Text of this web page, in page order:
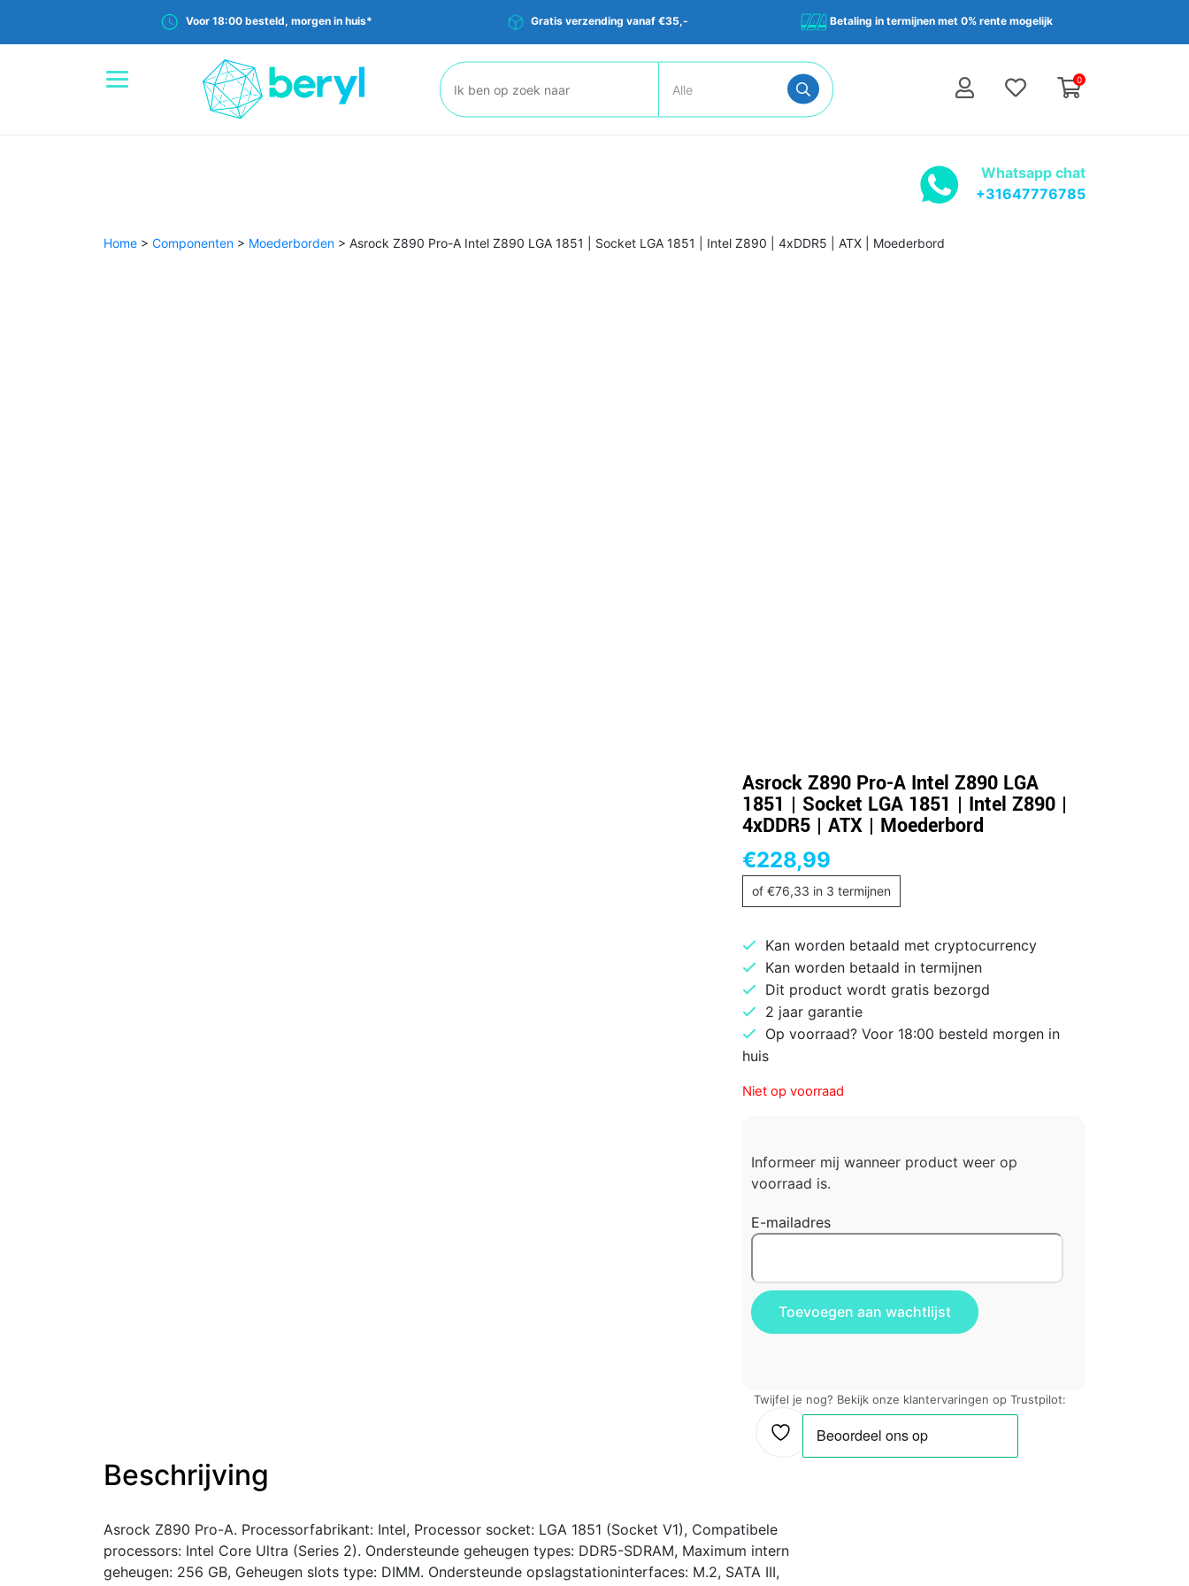
Voor 18:00 besteld, morgen in huis* Gratis verzending vanaf €35,- Betaling in termijnen met 0% rente mogelijk
0
Zoeken:
Whatsapp chat
+31647776785
Home > Componenten > Moederborden > Asrock Z890 Pro-A Intel Z890 LGA 1851 | Socket LGA 1851 | Intel Z890 | 4xDDR5 | ATX | Moederbord
Asrock Z890 Pro-A Intel Z890 LGA
1851 | Socket LGA 1851 | Intel Z890 |
4xDDR5 | ATX | Moederbord
€228,99
of €76,33 in 3 termijnen
Kan worden betaald met cryptocurrency
Kan worden betaald in termijnen
Dit product wordt gratis bezorgd
2 jaar garantie
Op voorraad? Voor 18:00 besteld morgen in
huis
Niet op voorraad
Informeer mij wanneer product weer op
voorraad is.
E-mailadres
Twijfel je nog? Bekijk onze klantervaringen op Trustpilot:
Beschrijving
Asrock Z890 Pro-A. Processorfabrikant: Intel, Processor socket: LGA 1851 (Socket V1), Compatibele
processors: Intel Core Ultra (Series 2). Ondersteunde geheugen types: DDR5-SDRAM, Maximum intern
geheugen: 256 GB, Geheugen slots type: DIMM. Ondersteunde opslagstationinterfaces: M.2, SATA III,